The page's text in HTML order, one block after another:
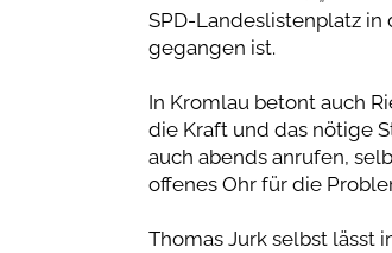
SPD-Landeslistenplatz in
gegangen ist.
In Kromlau betont auch
die Kraft und das nötige
auch abends anrufen,
offenes Ohr für die
Thomas Jurk selbst lässt